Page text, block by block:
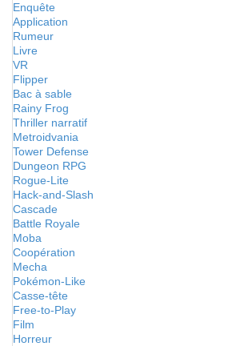
Enquête
Application
Rumeur
Livre
VR
Flipper
Bac à sable
Rainy Frog
Thriller narratif
Metroidvania
Tower Defense
Dungeon RPG
Rogue-Lite
Hack-and-Slash
Cascade
Battle Royale
Moba
Coopération
Mecha
Pokémon-Like
Casse-tête
Free-to-Play
Film
Horreur